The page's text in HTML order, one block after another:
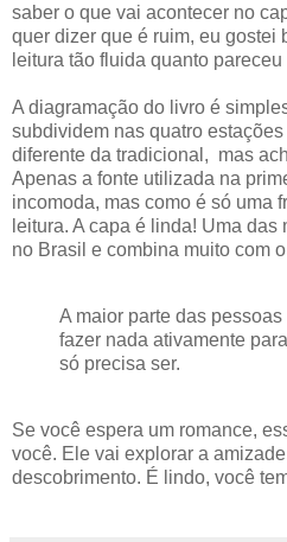
saber o que vai acontecer no
quer dizer que é ruim, eu gostei
leitura tão fluida quanto
A diagramação do livro é
subdividem nas quatro
diferente da tradicional, mas
Apenas a fonte utilizada na
incomoda, mas como é só uma
leitura. A capa é linda! Uma
no Brasil e combina muito com
A maior parte das
fazer nada ativamente
só precisa ser.
Se você espera um romance,
você. Ele vai explorar a
descobrimento. É lindo, você